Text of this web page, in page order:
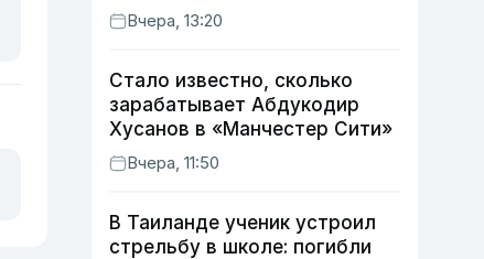
Вчера, 13:20
Стало известно, сколько
зарабатывает Абдукодир
Хусанов в «Манчестер Сити»
Вчера, 11:50
В Таиланде ученик устроил
стрельбу в школе: погибли